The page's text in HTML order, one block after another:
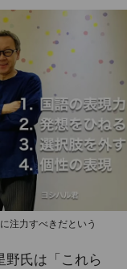
注力すべきだという
野氏は「これら